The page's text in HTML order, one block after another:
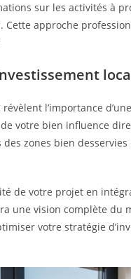
sur les activités à
approche
l’importance
votre bien influence
zones bien
de votre projet en
une vision complète du
votre stratégie